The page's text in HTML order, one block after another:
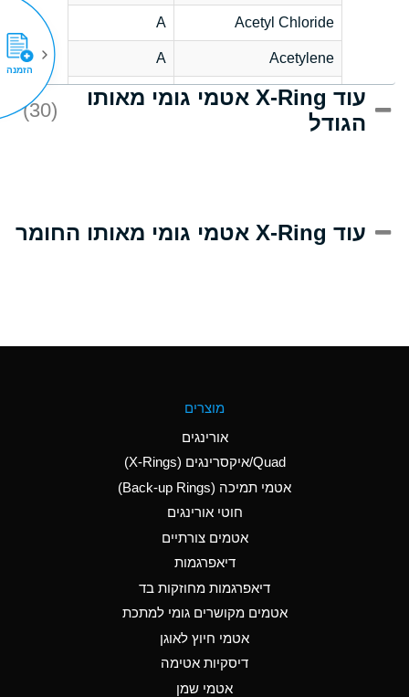
Acetyl Chloride
A
Acetylene
A
Acrlylonitrile
C
Adipic Acid
(Aqueous)
Aluminum Nitrate
(Aqueous)
Aluminum Phosphate
Ammonia Anhydrous
D
Ammonia Gas (cold)
D
Ammonia Gas (hot)
עוד X-Ring אטמי גומי מאותו
הגודל
(30)
עוד X-Ring אטמי גומי מאותו החומר
מוצרים
אורינגים
Quad/איקסרינגים (X-Rings)
אטמי תמיכה (Back-up Rings)
חוטי אורינגים
אטמים צורתיים
דיאפרגמות
דיאפרגמות מחוזקות בד
אטמים מקושרים גומי למתכת
אטמי חיוץ לאוגן
דיסקיות אטימה
אטמי שמן
הזמנה